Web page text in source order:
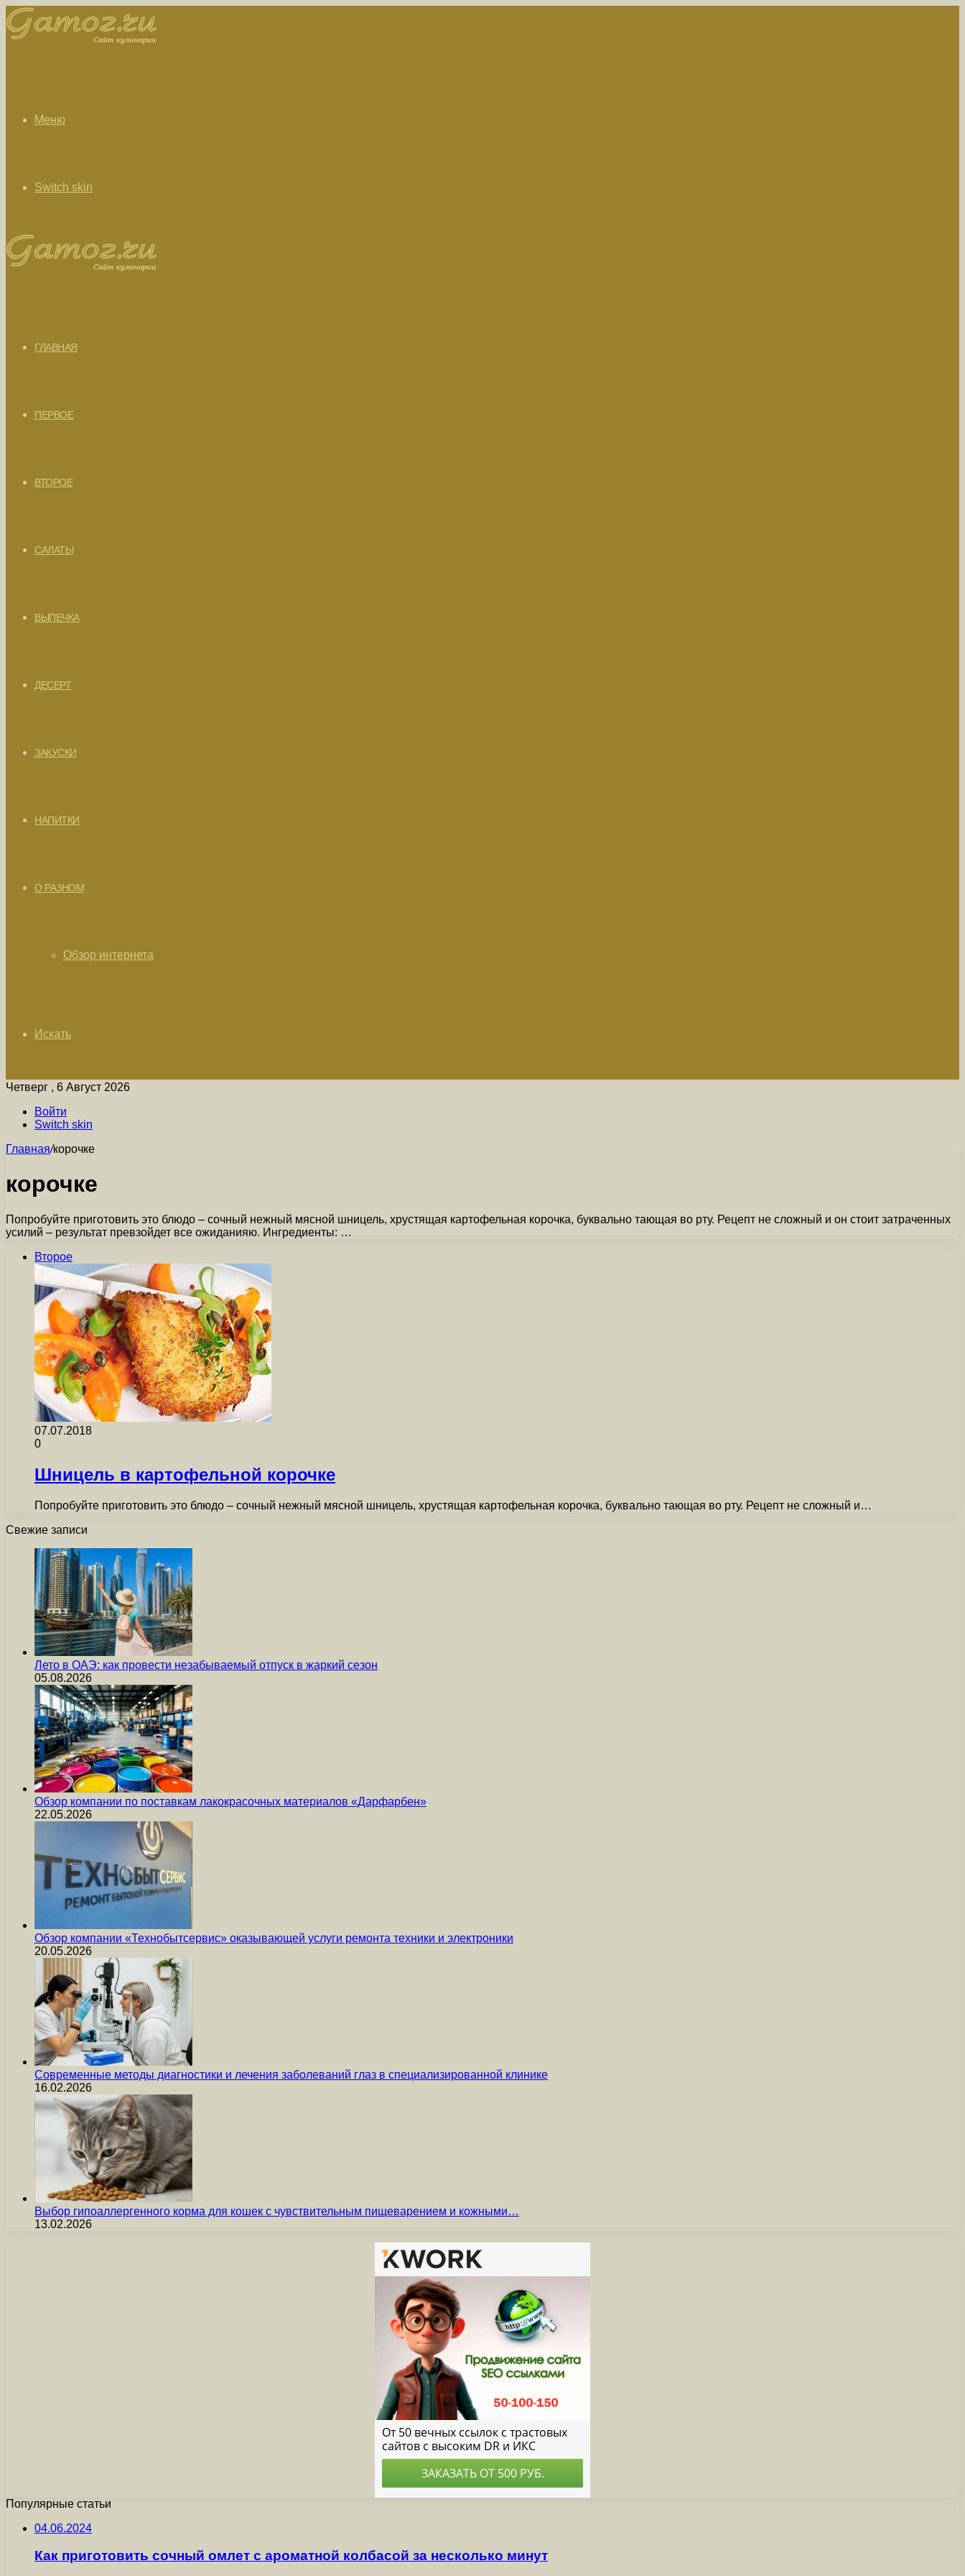
Меню
Switch skin
ГЛАВНАЯ
ПЕРВОЕ
ВТОРОЕ
САЛАТЫ
ВЫПЕЧКА
ДЕСЕРТ
ЗАКУСКИ
НАПИТКИ
О РАЗНОМ
Обзор интернета
Искать
Четверг , 6 Август 2026
Войти
Switch skin
Главная/корочке
корочке
Попробуйте приготовить это блюдо – сочный нежный мясной шницель, хрустящая картофельная корочка, буквально тающая во рту. Рецепт не сложный и он стоит затраченных
усилий – результат превзойдет все ожиданияю. Ингредиенты: …
Второе
07.07.2018
0
Шницель в картофельной корочке
Попробуйте приготовить это блюдо – сочный нежный мясной шницель, хрустящая картофельная корочка, буквально тающая во рту. Рецепт не сложный и…
Свежие записи
Лето в ОАЭ: как провести незабываемый отпуск в жаркий сезон
05.08.2026
Обзор компании по поставкам лакокрасочных материалов «Дарфарбен»
22.05.2026
Обзор компании «Технобытсервис» оказывающей услуги ремонта техники и электроники
20.05.2026
Современные методы диагностики и лечения заболеваний глаз в специализированной клинике
16.02.2026
Выбор гипоаллергенного корма для кошек с чувствительным пищеварением и кожными…
13.02.2026
Популярные статьи
04.06.2024
Как приготовить сочный омлет с ароматной колбасой за несколько минут